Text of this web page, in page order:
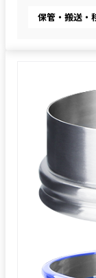
保管・搬送・